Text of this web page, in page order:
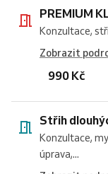
PREMIUM
Konzultace,
Zobrazit
990 Kč
Střih
Konzultace,
úprava,...